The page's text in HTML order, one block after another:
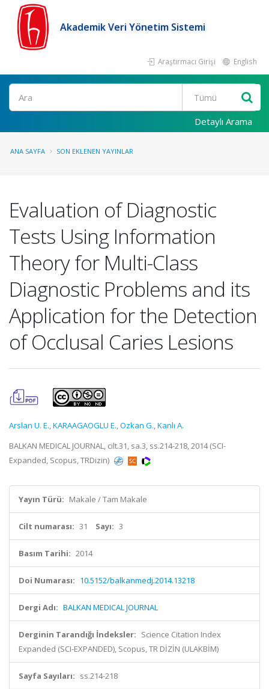
Akademik Veri Yönetim Sistemi
Araştırmacı Girişi English
Ara
Detaylı Arama
ANA SAYFA SON EKLENEN YAYINLAR
Evaluation of Diagnostic
Tests Using Information
Theory for Multi-Class
Diagnostic Problems and its
Application for the Detection
of Occlusal Caries Lesions
Arslan U. E.,KARAAGAOGLU E.,Ozkan G.,Kanlı A.
BALKAN MEDICAL JOURNAL, cilt.31, sa.3, ss.214-218, 2014 (SCI-
Expanded, Scopus, TRDizin)
Yayın Türü: Makale / Tam Makale
Cilt numarası: 31 Sayı: 3
Basım Tarihi: 2014
Doi Numarası: 10.5152/balkanmedj.2014.13218
Dergi Adı: BALKAN MEDICAL JOURNAL
Derginin Tarandığı İndeksler: Science Citation Index
Expanded (SCI-EXPANDED), Scopus, TR DİZİN (ULAKBİM)
Sayfa Sayıları: ss.214-218